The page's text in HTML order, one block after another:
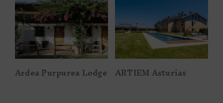
Ardea Purpurea
Lodge
Ardea Purpurea Lodge
ARTIEM
Asturias
ARTIEM Asturias